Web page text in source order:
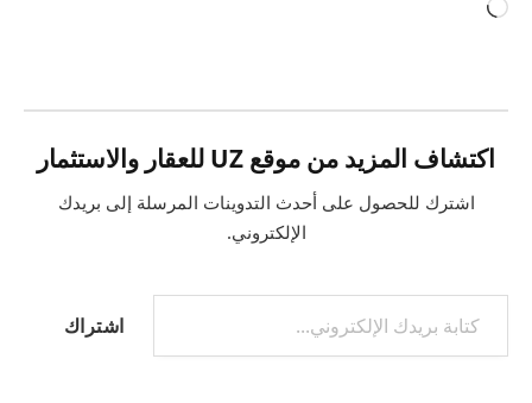
جاري
اكتشاف المزيد من موقع UZ للعقار والاستثمار
اشترك للحصول على أحدث التدوينات المرسلة إلى بريدك
الإلكتروني.
كتابة بريدك الإلكتروني...
اشتراك